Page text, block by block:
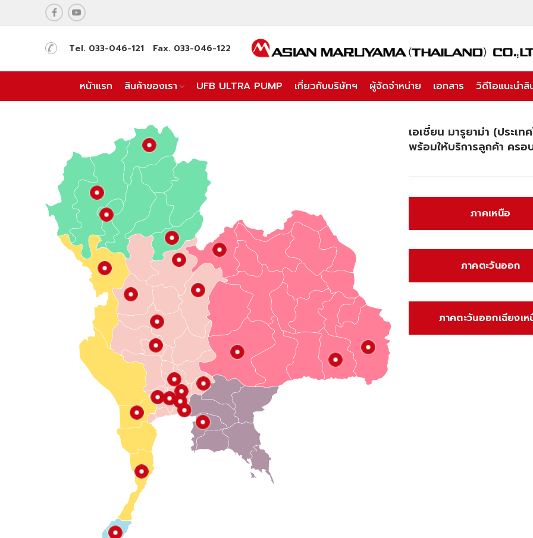
Tel. 033-046-121 Fax. 033-046-122
หน้าแรก สินค้าของเรา UFB ULTRA PUMP เกี่ยวกับบริษัทฯ ผู้จัดจำหน่าย เอกสาร วิดีโอแนะนำสิ
เอเชี่ยน มารูยาม่า (ประเ
พร้อมให้บริการลูกค้า คร
ภาคเหนือ
ภาคตะวันออก
ภาคตะวันออกเฉียงเ